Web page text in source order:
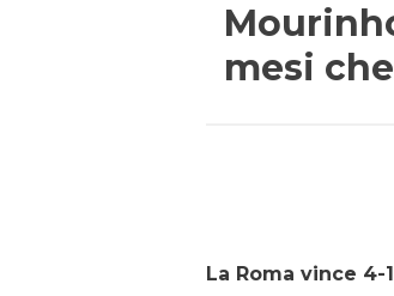
mesi
La Roma vince